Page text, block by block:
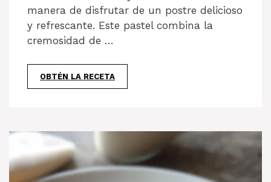
manera de disfrutar de un postre delicioso
y refrescante. Este pastel combina la
cremosidad de …
OBTÉN LA RECETA